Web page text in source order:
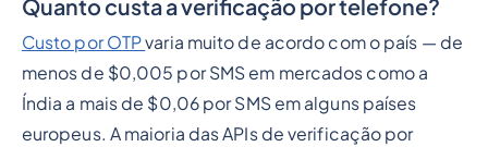
Quanto custa a verificação por telefone?
Custo por OTPvaria muito de acordo com o país — de
menos de $0,005 por SMS em mercados como a
Índia a mais de $0,06 por SMS em alguns países
europeus. A maioria das APIs de verificação por